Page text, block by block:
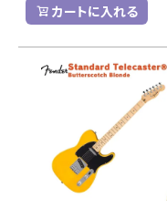
カートに入れる